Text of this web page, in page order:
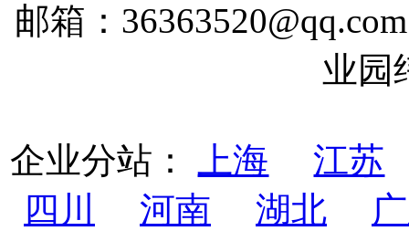
邮箱：
业园
企业分站： 上海
江苏
四川
河南 湖北